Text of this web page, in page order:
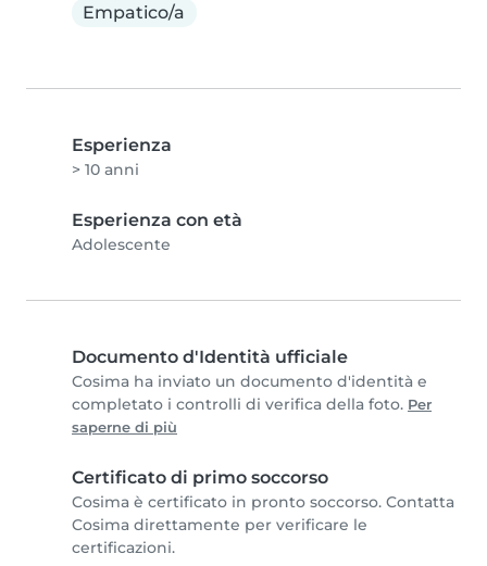
Empatico/a
Esperienza
> 10 anni
Esperienza con età
Adolescente
Documento d'Identità ufficiale
Cosima ha inviato un documento d'identità e
completato i controlli di verifica della foto. Per
saperne di più
Certificato di primo soccorso
Cosima è certificato in pronto soccorso. Contatta
Cosima direttamente per verificare le
certificazioni.